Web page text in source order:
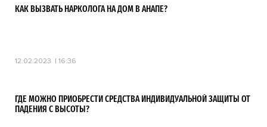
КАК ВЫЗВАТЬ НАРКОЛОГА НА ДОМ В АНАПЕ?
12.02.2023 16:36
ГДЕ МОЖНО ПРИОБРЕСТИ СРЕДСТВА ИНДИВИДУАЛЬНОЙ ЗАЩИТЫ ОТ
ПАДЕНИЯ С ВЫСОТЫ?